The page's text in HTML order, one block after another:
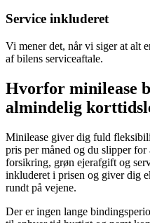
Service inkluderet
Vi mener det, når vi siger at alt
af bilens serviceaftale.
Hvorfor minilease
almindelig
Minilease giver dig fuld
pris per måned og du slipper
forsikring, grøn ejerafgift og
inkluderet i prisen og giver dig
rundt på vejene.
Der er ingen lange